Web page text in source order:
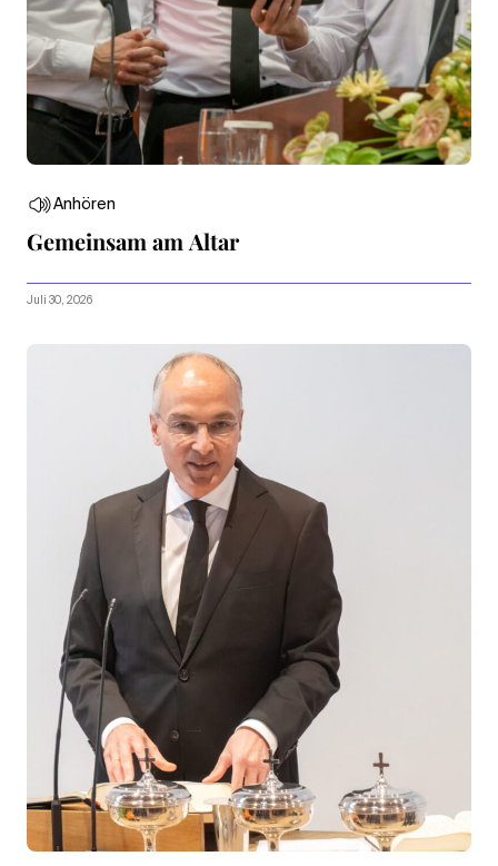
Anhören
Gemeinsam am Altar
Juli 30, 2026